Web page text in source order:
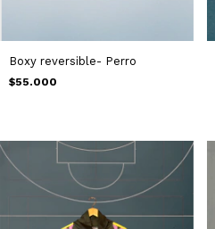
Boxy reversible- Perro
$55.000